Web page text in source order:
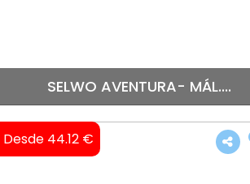
SELWO AVENTURA- MÁL....
Desde 44.12 €